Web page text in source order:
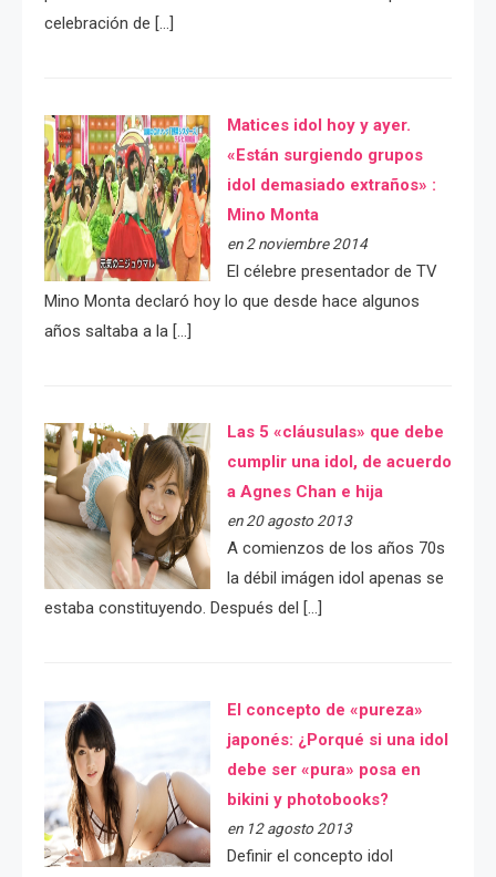
celebración de […]
Matices idol hoy y ayer.
«Están surgiendo grupos
idol demasiado extraños» :
Mino Monta
en 2 noviembre 2014
El célebre presentador de TV
Mino Monta declaró hoy lo que desde hace algunos
años saltaba a la […]
Las 5 «cláusulas» que debe
cumplir una idol, de acuerdo
a Agnes Chan e hija
en 20 agosto 2013
A comienzos de los años 70s
la débil imágen idol apenas se
estaba constituyendo. Después del […]
El concepto de «pureza»
japonés: ¿Porqué si una idol
debe ser «pura» posa en
bikini y photobooks?
en 12 agosto 2013
Definir el concepto idol